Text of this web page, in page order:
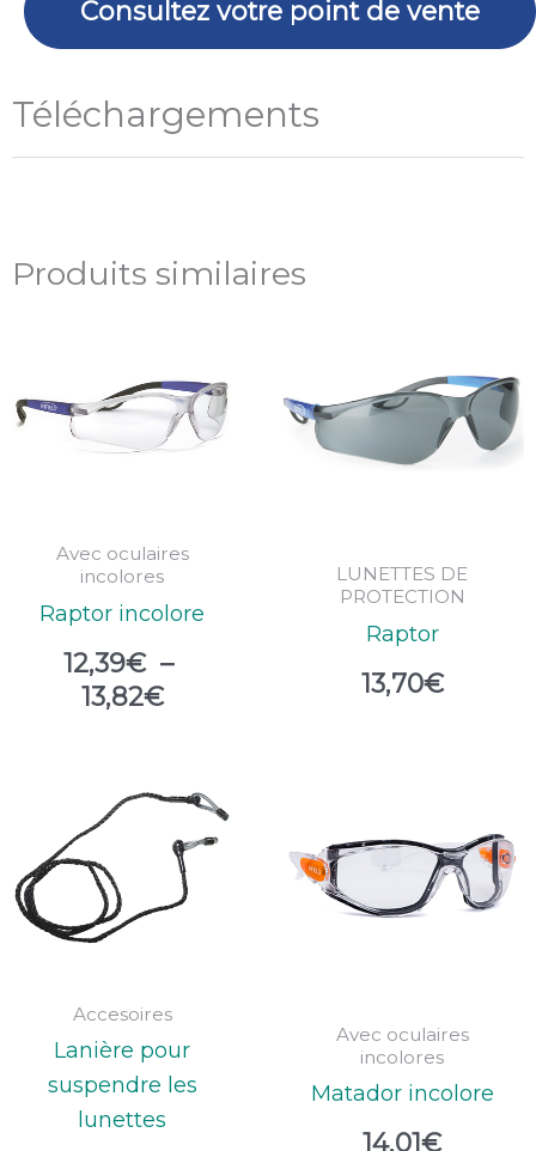
Consultez votre point de vente
Téléchargements
Produits similaires
Avec oculaires
incolores
Raptor incolore
12,39€ –
13,82€
prix :
12,39€
LUNETTES DE
PROTECTION
Raptor
13,70€
Accesoires
Lanière pour
suspendre les
lunettes
Avec oculaires
incolores
Matador incolore
14,01€